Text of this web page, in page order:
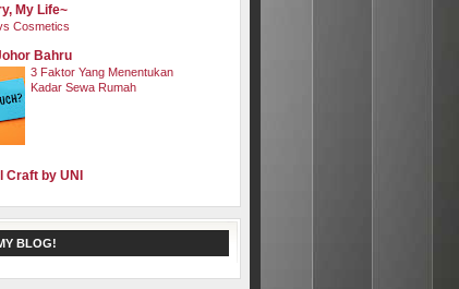
My Life~
Cosmetics
Bahru
3 Faktor Yang Menentukan
Kadar Sewa Rumah
Craft by UNI
BLOG!